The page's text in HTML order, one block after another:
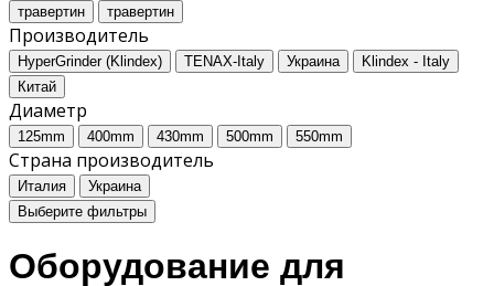
травертин
травертин
Производитель
HyperGrinder (Klindex) TENAX-Italy Украина
Klindex - Italy
Китай
Диаметр
125mm 400mm 430mm 500mm 550mm
Страна производитель
Италия
Украина
Выберите фильтры
Оборудование для